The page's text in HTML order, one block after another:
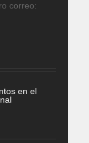
correo:
en el